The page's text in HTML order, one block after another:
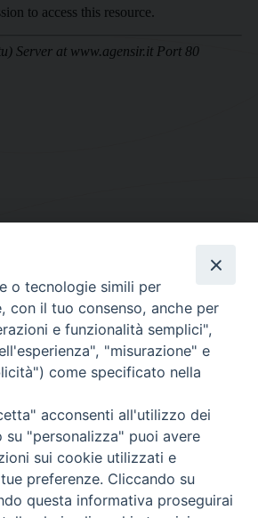
DI ALBANO
06.93268401 - Fax.: 06.9323844
curia@diocesidialbano.it
al Venerdì Ore: 9:00 - 13:00
e Venerdì, Ore 9:30 - 12:30
Suburbicaria di Albano
o tecnologie simili per
con il tuo consenso, anche per
e funzionalità semplici",
"misurazione" e
come specificato nella
acconsenti all'utilizzo dei
su "personalizza" puoi avere
sui cookie utilizzati e
preferenze. Cliccando su
questa informativa proseguirai